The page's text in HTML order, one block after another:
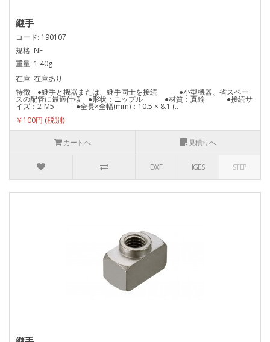
継手
コード: 190107
規格: NF
重量: 1.40g
在庫: 在庫あり
特徴 ●継手と機器または、継手同士を接続 ●小型機器、省スペー
スの配管に最適仕様 ●形状：ニップル ●材質：真鍮 ●接続サ
イズ：2-M5 ●全長×全幅(mm)：10.5 × 8.1 (..
￥100円
カートへ 見積りへ
DXF IGES STEP